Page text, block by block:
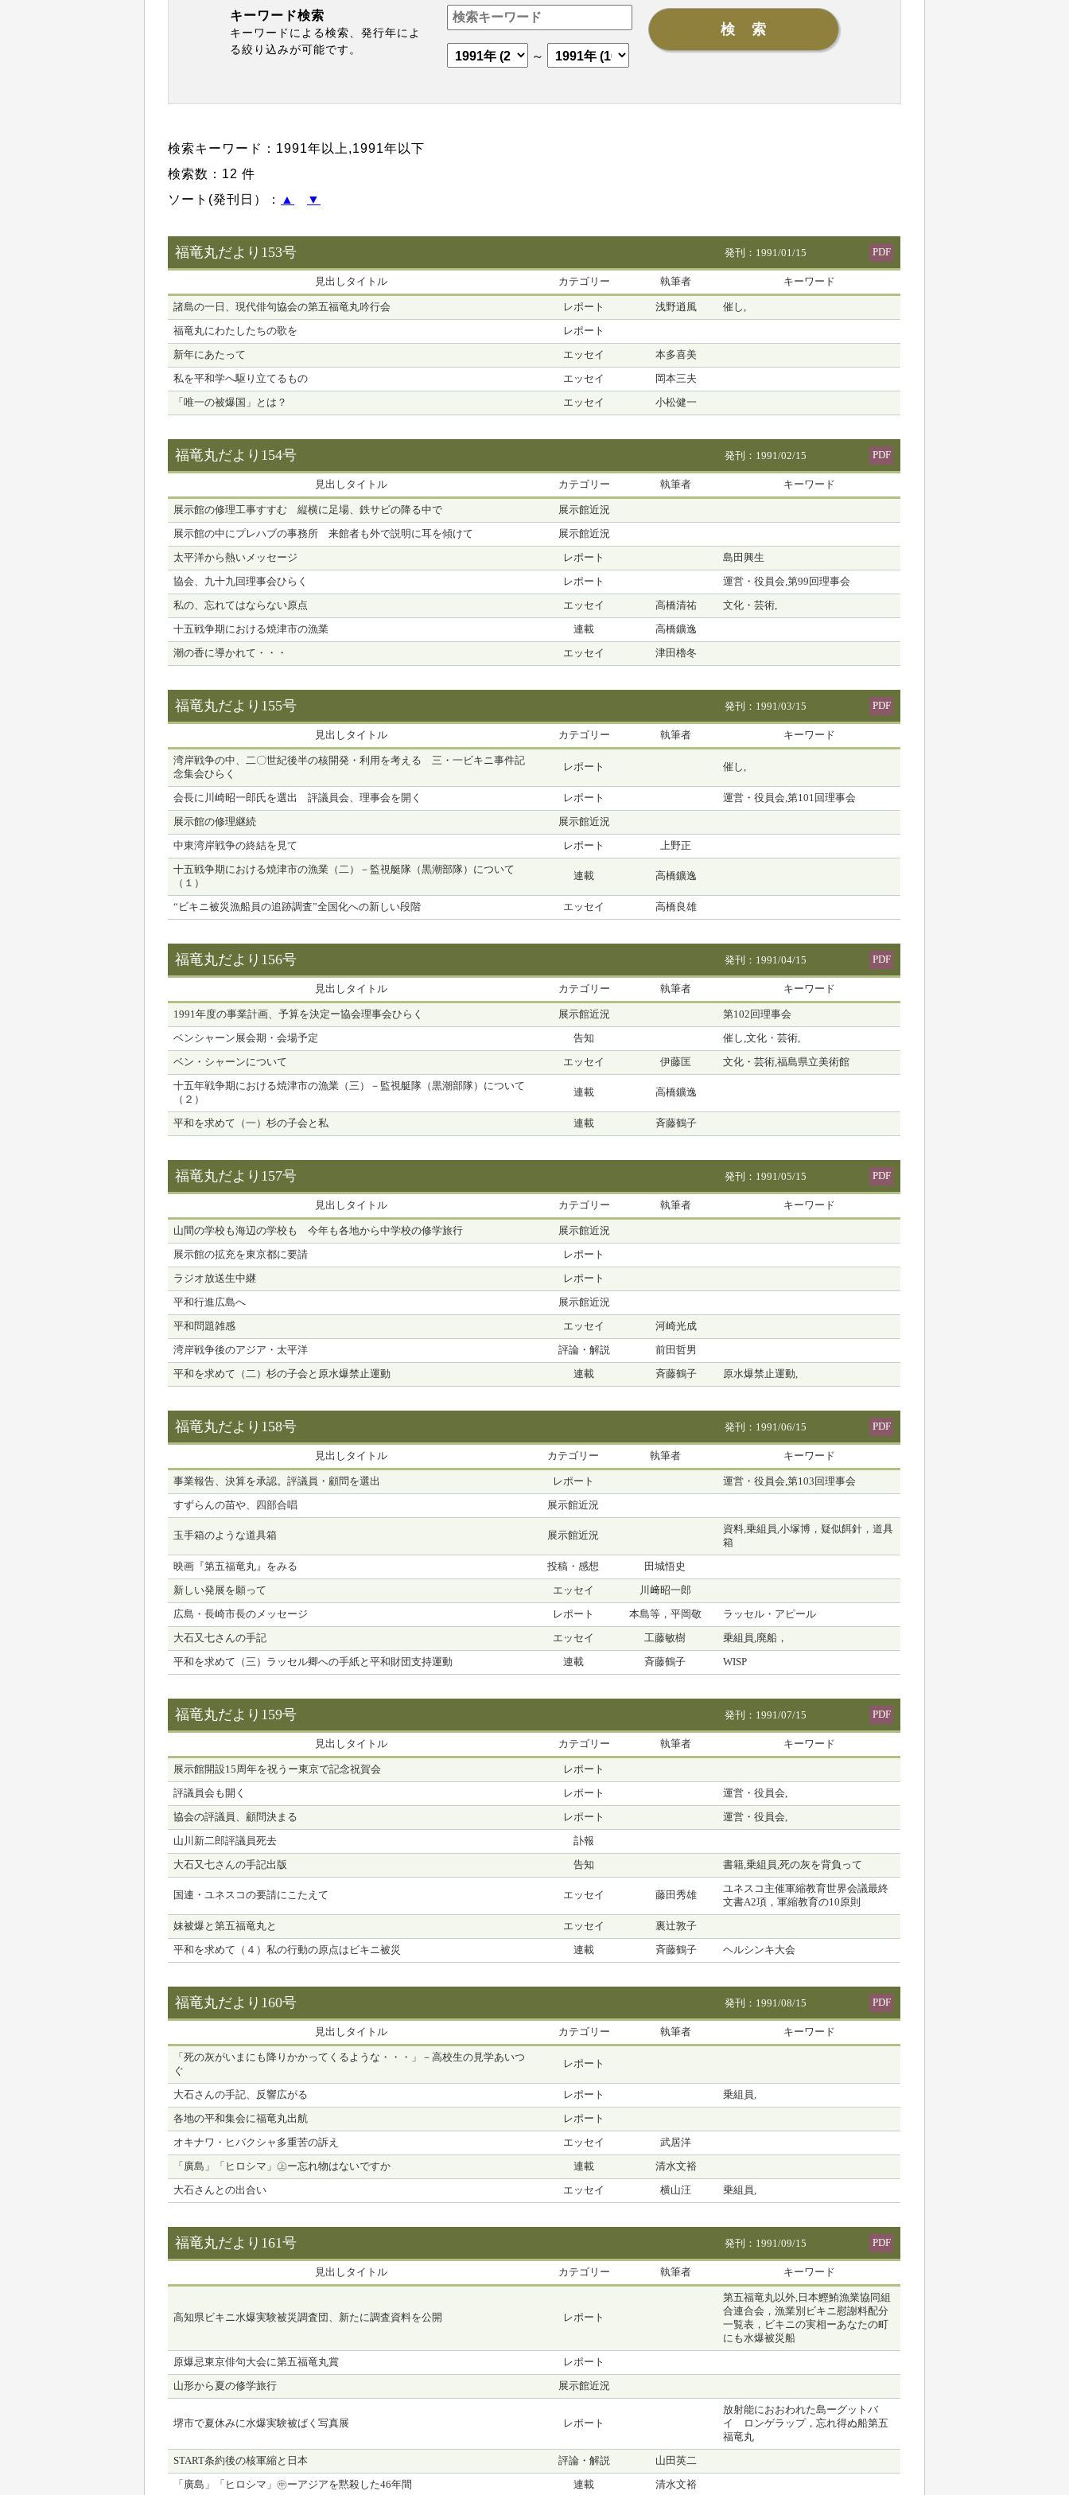
キーワード検索
キーワードによる検索、発行年によ
る絞り込みが可能です。
～
検索キーワード： 1991年以上 ,1991年以下
検索数：12 件
ソート(発刊日）：
▲ ▼
福竜丸だより153号 発刊：1991/01/15 PDF
見出しタイトル カテゴリー 執筆者 キーワード
諸島の一日、現代俳句協会の第五福竜丸吟行会 レポート 浅野逍風 催し,
福竜丸にわたしたちの歌を レポート
新年にあたって エッセイ 本多喜美
私を平和学へ駆り立てるもの エッセイ 岡本三夫
「唯一の被爆国」とは？ エッセイ 小松健一
福竜丸だより154号 発刊：1991/02/15 PDF
見出しタイトル カテゴリー 執筆者 キーワード
展示館の修理工事すすむ 縦横に足場、鉄サビの降る中で 展示館近況
展示館の中にプレハブの事務所 来館者も外で説明に耳を傾けて 展示館近況
太平洋から熱いメッセージ レポート 島田興生
協会、九十九回理事会ひらく レポート 運営・役員会,第99回理事会
私の、忘れてはならない原点 エッセイ 高橋清祐 文化・芸術,
十五戦争期における焼津市の漁業 連載 高橋鑛逸
潮の香に導かれて・・・ エッセイ 津田櫓冬
福竜丸だより155号 発刊：1991/03/15 PDF
見出しタイトル カテゴリー 執筆者 キーワード
湾岸戦争の中、二〇世紀後半の核開発・利用を考える 三・一ビキニ事件記
念集会ひらく
レポート 催し,
会長に川崎昭一郎氏を選出 評議員会、理事会を開く レポート 運営・役員会,第101回理事会
展示館の修理継続 展示館近況
中東湾岸戦争の終結を見て レポート 上野正
十五戦争期における焼津市の漁業（二）－監視艇隊（黒潮部隊）について
（１）
連載 高橋鑛逸
“ビキニ被災漁船員の追跡調査”全国化への新しい段階 エッセイ 高橋良雄
福竜丸だより156号 発刊：1991/04/15 PDF
見出しタイトル カテゴリー 執筆者 キーワード
1991年度の事業計画、予算を決定ー協会理事会ひらく 展示館近況 第102回理事会
ベンシャーン展会期・会場予定 告知 催し,文化・芸術,
ベン・シャーンについて エッセイ 伊藤匡 文化・芸術,福島県立美術館
十五年戦争期における焼津市の漁業（三）－監視艇隊（黒潮部隊）について
（２）
連載 高橋鑛逸
平和を求めて（一）杉の子会と私 連載 斉藤鶴子
福竜丸だより157号 発刊：1991/05/15 PDF
見出しタイトル カテゴリー 執筆者 キーワード
山間の学校も海辺の学校も 今年も各地から中学校の修学旅行 展示館近況
展示館の拡充を東京都に要請 レポート
ラジオ放送生中継 レポート
平和行進広島へ 展示館近況
平和問題雑感 エッセイ 河崎光成
湾岸戦争後のアジア・太平洋 評論・解説 前田哲男
平和を求めて（二）杉の子会と原水爆禁止運動 連載 斉藤鶴子 原水爆禁止運動,
福竜丸だより158号 発刊：1991/06/15 PDF
見出しタイトル カテゴリー 執筆者 キーワード
事業報告、決算を承認。評議員・顧問を選出 レポート 運営・役員会,第103回理事会
すずらんの苗や、四部合唱 展示館近況
玉手箱のような道具箱 展示館近況
資料,乗組員,小塚博，疑似餌針，道具
箱
映画『第五福竜丸』をみる 投稿・感想 田城悟史
新しい発展を願って エッセイ 川﨑昭一郎
広島・長崎市長のメッセージ レポート 本島等，平岡敬 ラッセル・アピール
大石又七さんの手記 エッセイ 工藤敏樹 乗組員,廃船，
平和を求めて（三）ラッセル卿への手紙と平和財団支持運動 連載 斉藤鶴子 WISP
福竜丸だより159号 発刊：1991/07/15 PDF
見出しタイトル カテゴリー 執筆者 キーワード
展示館開設15周年を祝うー東京で記念祝賀会 レポート
評議員会も開く レポート 運営・役員会,
協会の評議員、顧問決まる レポート 運営・役員会,
山川新二郎評議員死去 訃報
大石又七さんの手記出版 告知 書籍,乗組員,死の灰を背負って
国連・ユネスコの要請にこたえて エッセイ 藤田秀雄
ユネスコ主催軍縮教育世界会議最終
文書A2項，軍縮教育の10原則
妹被爆と第五福竜丸と エッセイ 裏辻敦子
平和を求めて（４）私の行動の原点はビキニ被災 連載 斉藤鶴子 ヘルシンキ大会
福竜丸だより160号 発刊：1991/08/15 PDF
見出しタイトル カテゴリー 執筆者 キーワード
「死の灰がいまにも降りかかってくるような・・・」－高校生の見学あいつ
ぐ
レポート
大石さんの手記、反響広がる レポート 乗組員,
各地の平和集会に福竜丸出航 レポート
オキナワ・ヒバクシャ多重苦の訴え エッセイ 武居洋
「廣島」「ヒロシマ」㊤ー忘れ物はないですか 連載 清水文裕
大石さんとの出合い エッセイ 横山汪 乗組員,
福竜丸だより161号 発刊：1991/09/15 PDF
見出しタイトル カテゴリー 執筆者 キーワード
高知県ビキニ水爆実験被災調査団、新たに調査資料を公開 レポート
第五福竜丸以外,日本鰹鮪漁業協同組
合連合会，漁業別ビキニ慰謝料配分
一覧表，ビキニの実相ーあなたの町
にも水爆被災船
原爆忌東京俳句大会に第五福竜丸賞 レポート
山形から夏の修学旅行 展示館近況
堺市で夏休みに水爆実験被ばく写真展 レポート
放射能におおわれた島ーグットバ
イ ロンゲラップ，忘れ得ぬ船第五
福竜丸
START条約後の核軍縮と日本 評論・解説 山田英二
「廣島」「ヒロシマ」㊥ーアジアを黙殺した46年間 連載 清水文裕